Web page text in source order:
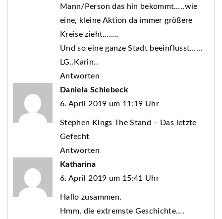
Mann/Person das hin bekommt…..wie
eine, kleine Aktion da immer größere
Kreise zieht……..
Und so eine ganze Stadt beeinflusst……
LG..Karin..
Antworten
Daniela Schiebeck
6. April 2019 um 11:19 Uhr
Stephen Kings The Stand – Das letzte
Gefecht
Antworten
Katharina
6. April 2019 um 15:41 Uhr
Hallo zusammen.
Hmm, die extremste Geschichte….